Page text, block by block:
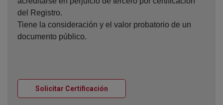
del Registro.
Tiene la consideración y el valor probatorio de un
documento público.
Solicitar Certificación